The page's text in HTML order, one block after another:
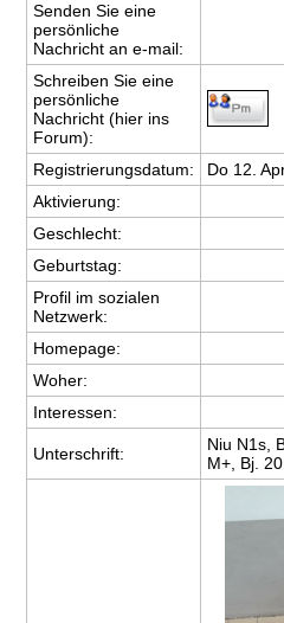
Senden Sie eine
persönliche
Nachricht an e-mail:
Schreiben Sie eine
persönliche
Nachricht (hier ins
Forum):
Registrierungsdatum:
Do 12.
Aktivierung:
Geschlecht:
Geburtstag:
Profil im sozialen
Netzwerk:
Homepage:
Woher:
Interessen:
Unterschrift:
Niu N1s,
M+, Bj.